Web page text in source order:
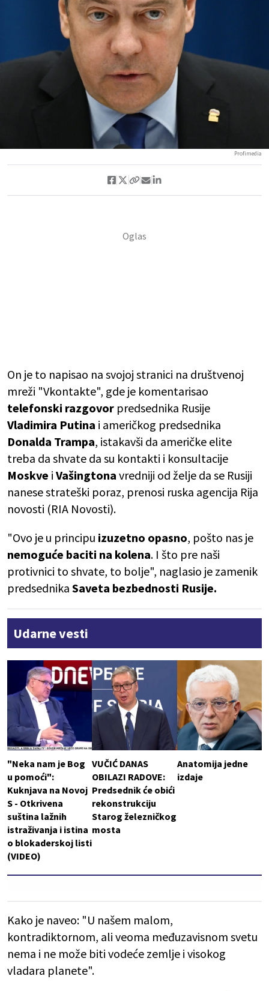
Profimedia
On je to napisao na svojoj stranici na društvenoj
mreži "Vkontakte", gde je komentarisao
telefonski razgovor predsednika Rusije
Vladimira Putina i američkog predsednika
Donalda Trampa, istakavši da američke elite
treba da shvate da su kontakti i konsultacije
Moskve i Vašingtona vredniji od želje da se Rusiji
nanese strateški poraz, prenosi ruska agencija Rija
novosti (RIA Novosti).
"Ovo je u principu izuzetno opasno, pošto nas je
nemoguće baciti na kolena. I što pre naši
protivnici to shvate, to bolje", naglasio je zamenik
predsednika Saveta bezbednosti Rusije.
Udarne vesti
"Neka nam je Bog
u pomoći":
Kuknjava na Novoj
S - Otkrivena
suština lažnih
istraživanja i istina
o blokaderskoj listi
(VIDEO)
VUČIĆ DANAS
OBILAZI RADOVE:
Predsednik će obići
rekonstrukciju
Starog železničkog
mosta
Anatomija jedne
izdaje
Kako je naveo: "U našem malom,
kontradiktornom, ali veoma međuzavisnom svetu
nema i ne može biti vodeće zemlje i visokog
vladara planete".